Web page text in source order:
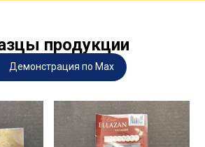
продукции
Демонстрация по Max